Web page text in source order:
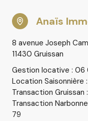
Anaïs
8 avenue Joseph
11430 Gruissan
Gestion locative :
Location Saisonnière
Transaction Gruissan
Transaction
79